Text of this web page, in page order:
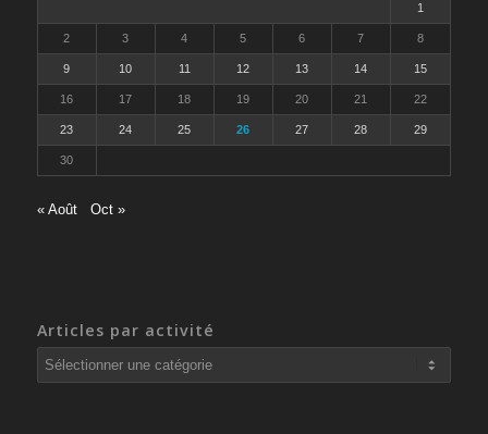
1
2 3 4 5 6 7 8
9 10 11 12 13 14 15
16 17 18 19 20 21 22
23 24 25 26 27 28 29
30
« Août Oct »
Articles par activité
Articles
par